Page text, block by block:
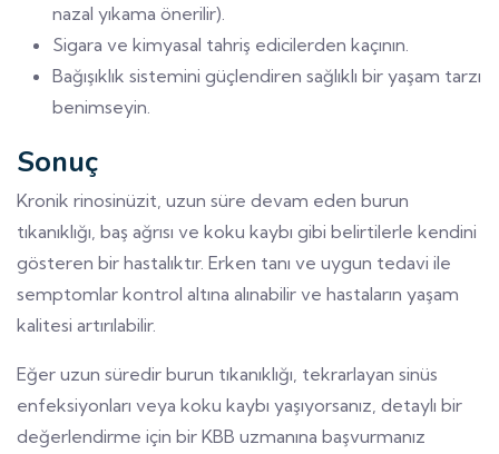
nazal yıkama önerilir).
Sigara ve kimyasal tahriş edicilerden kaçının.
Bağışıklık sistemini güçlendiren sağlıklı bir yaşam tarzı
benimseyin.
Sonuç
Kronik rinosinüzit, uzun süre devam eden burun
tıkanıklığı, baş ağrısı ve koku kaybı gibi belirtilerle kendini
gösteren bir hastalıktır. Erken tanı ve uygun tedavi ile
semptomlar kontrol altına alınabilir ve hastaların yaşam
kalitesi artırılabilir.
Eğer uzun süredir burun tıkanıklığı, tekrarlayan sinüs
enfeksiyonları veya koku kaybı yaşıyorsanız, detaylı bir
değerlendirme için bir KBB uzmanına başvurmanız